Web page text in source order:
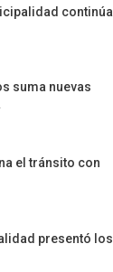
continúa
suma nuevas
el tránsito con
presentó los